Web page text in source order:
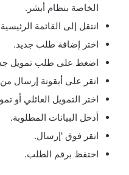
الخاصة بنظام أبشر.
انتقل إلى القائمة
اختر إضافة طلب جديد.
اضغط على طلب تمويل
انقر على أيقونة إرسال
اختر التمويل العائلي أو
أدخل البيانات المطلوبة.
انقر فوق 'إرسال.
احتفظ برقم الطلب.